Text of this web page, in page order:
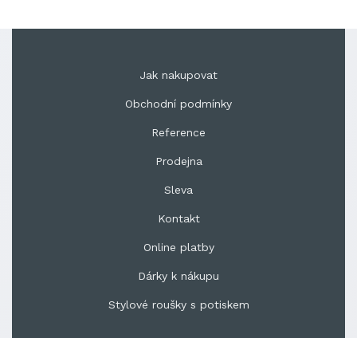
Jak nakupovat
Obchodní podmínky
Reference
Prodejna
Sleva
Kontakt
Online platby
Dárky k nákupu
Stylové roušky s potiskem